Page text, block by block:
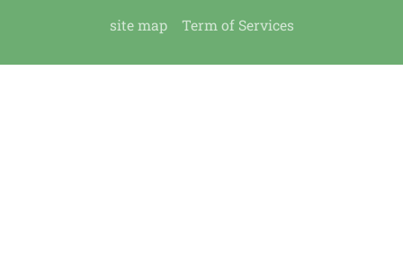
site map Term of Services